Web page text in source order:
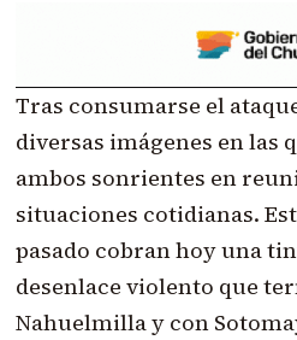
Tras consumarse el
diversas imágenes en las
ambos sonrientes en
situaciones cotidianas.
pasado cobran hoy una
desenlace violento que
Nahuelmilla y con